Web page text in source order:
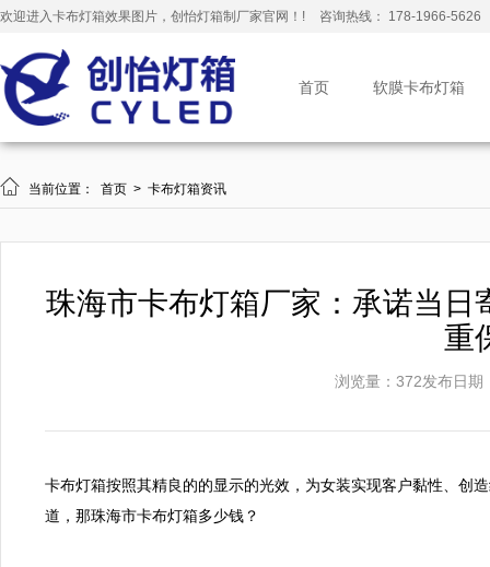
欢迎进入卡布灯箱效果图片，创怡灯箱制厂家官网！! 咨询热线： 178-1966-5626
首页 软膜卡布灯箱
 当前位置： 首页 > 卡布灯箱资讯
珠海市卡布灯箱厂家：承诺当
重
浏览量：372发布日期
卡布灯箱按照其精良的的显示的光效，为女装实现客户黏性、创
道，那珠海市卡布灯箱多少钱？